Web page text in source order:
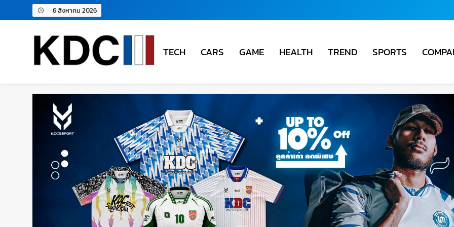
6 สิงหาคม 2026
TECH CARS GAME HEALTH TREND SPORTS